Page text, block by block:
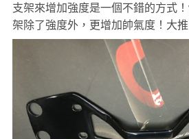
支架來增加強度是一個不錯的方式
架除了強度外，更增加帥氣度！大推